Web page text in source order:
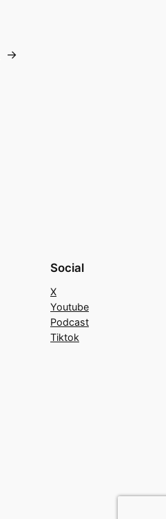
→
Social
X
Youtube
Podcast
Tiktok